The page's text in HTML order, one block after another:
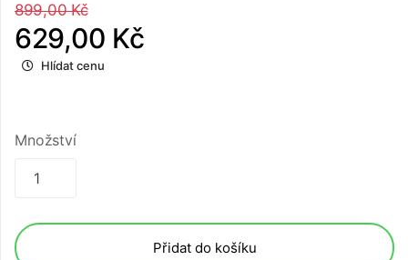
899,00 Kč
629,00 Kč
Hlídat cenu
Množství
Přidat do košíku